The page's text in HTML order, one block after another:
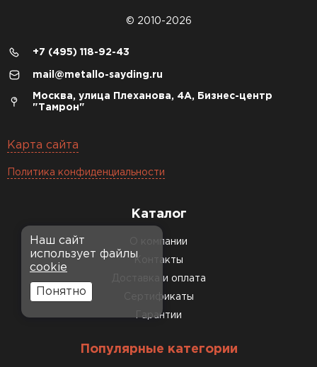
© 2010-2026
+7 (495) 118-92-43
mail@metallo-sayding.ru
Москва, улица Плеханова, 4А, Бизнес-центр
"Тамрон"
Карта сайта
Политика конфиденциальности
Каталог
О компании
Контакты
Доставка и оплата
Сертификаты
Гарантии
Популярные категории
Наш сайт
использует файлы
cookie
Понятно